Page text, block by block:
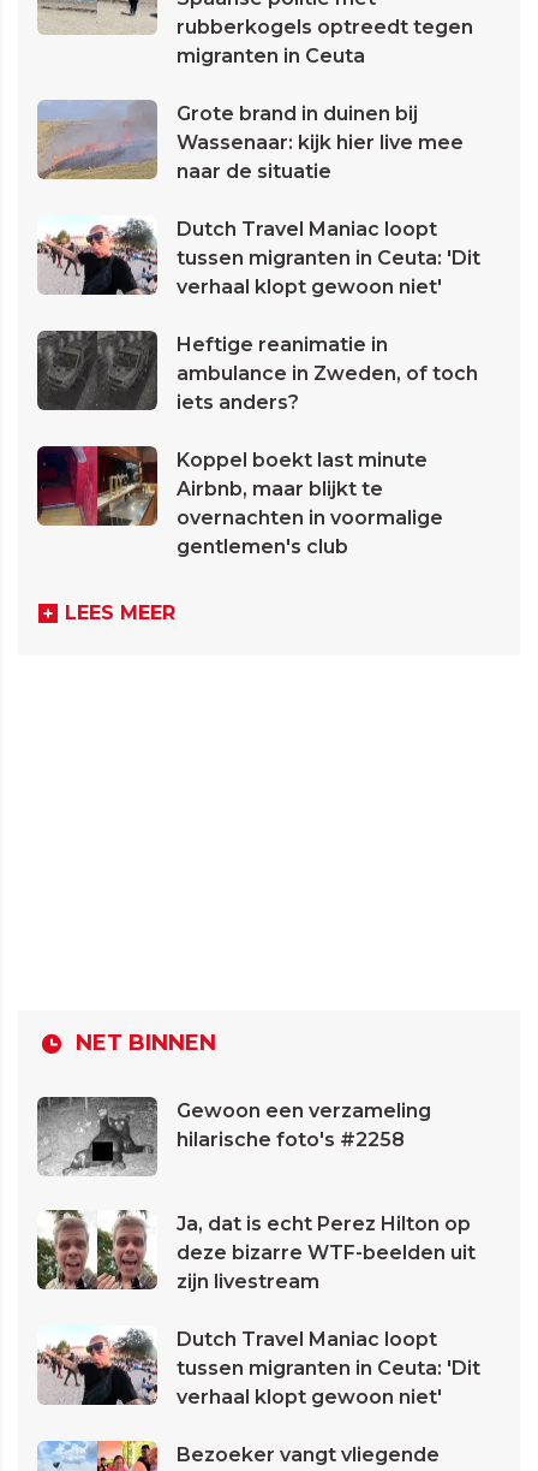
rubberkogels optreedt tegen
migranten in Ceuta
Grote brand in duinen bij
Wassenaar: kijk hier live mee
naar de situatie
Dutch Travel Maniac loopt
tussen migranten in Ceuta: 'Dit
verhaal klopt gewoon niet'
Heftige reanimatie in
ambulance in Zweden, of toch
iets anders?
Koppel boekt last minute
Airbnb, maar blijkt te
overnachten in voormalige
gentlemen's club
LEES MEER
NET BINNEN
Gewoon een verzameling
hilarische foto's #2258
Ja, dat is echt Perez Hilton op
deze bizarre WTF-beelden uit
zijn livestream
Dutch Travel Maniac loopt
tussen migranten in Ceuta: 'Dit
verhaal klopt gewoon niet'
Bezoeker vangt vliegende